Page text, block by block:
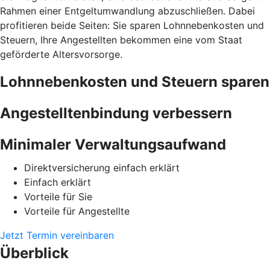
Rahmen einer Entgeltumwandlung abzuschließen. Dabei
profitieren beide Seiten: Sie sparen Lohnnebenkosten und
Steuern, Ihre Angestellten bekommen eine vom Staat
geförderte Altersvorsorge.
Lohnnebenkosten und Steuern sparen
Angestelltenbindung verbessern
Minimaler Verwaltungsaufwand
Direktversicherung einfach erklärt
Einfach erklärt
Vorteile für Sie
Vorteile für Angestellte
Jetzt Termin vereinbaren
Überblick